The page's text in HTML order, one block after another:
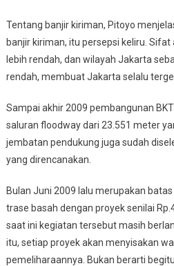
Tentang banjir kiriman, Pitoyo
banjir kiriman, itu persepsi keliru.
lebih rendah, dan wilayah Jakarta
rendah, membuat Jakarta selalu
Sampai akhir 2009 pembangunan
saluran floodway dari 23.551 meter
jembatan pendukung juga sudah
yang direncanakan.
Bulan Juni 2009 lalu merupakan
trase basah dengan proyek senilai
saat ini kegiatan tersebut masih
itu, setiap proyek akan menyisakan
pemeliharaannya. Bukan berarti